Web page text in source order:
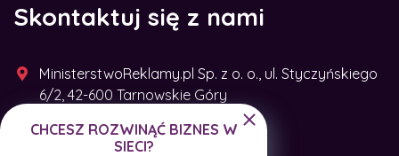
Skontaktuj się z nami
MinisterstwoReklamy.pl Sp. z o. o., ul. Styczyńskiego
6/2, 42-600 Tarnowskie Góry
+48 791 493 287
CHCESZ ROZWINĄĆ BIZNES W
SIECI?